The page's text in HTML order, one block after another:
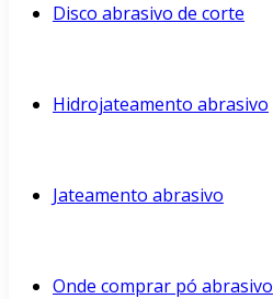
Disco abrasivo de corte
Hidrojateamento abrasivo
Jateamento abrasivo
Onde comprar pó abrasivo